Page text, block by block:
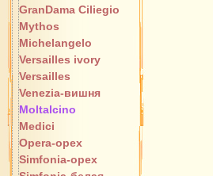
GranDama Ciliegio
Mythos
Michelangelo
Versailles ivory
Versailles
Venezia-вишня
Moltalcino
Medici
Opera-орех
Simfonia-орех